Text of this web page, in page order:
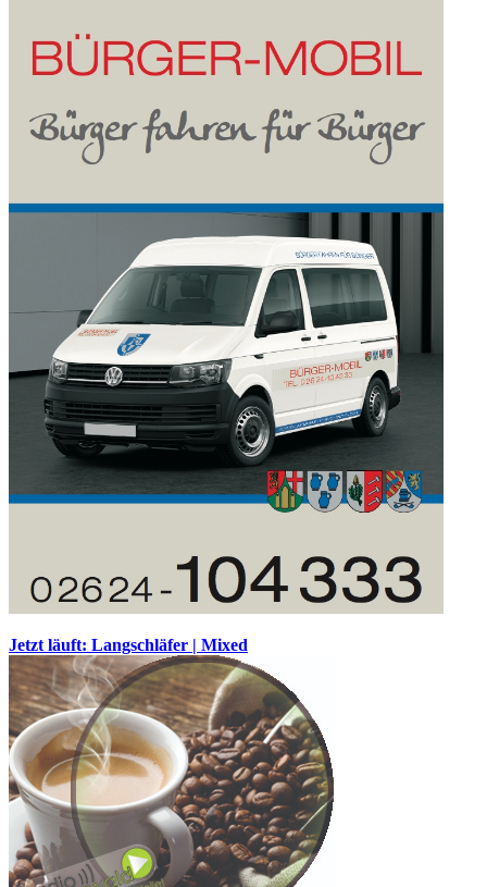
Jetzt läuft: Langschläfer | Mixed